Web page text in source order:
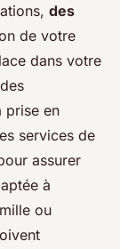
des
de votre
dans votre
prise en
services de
assurer
à
ou